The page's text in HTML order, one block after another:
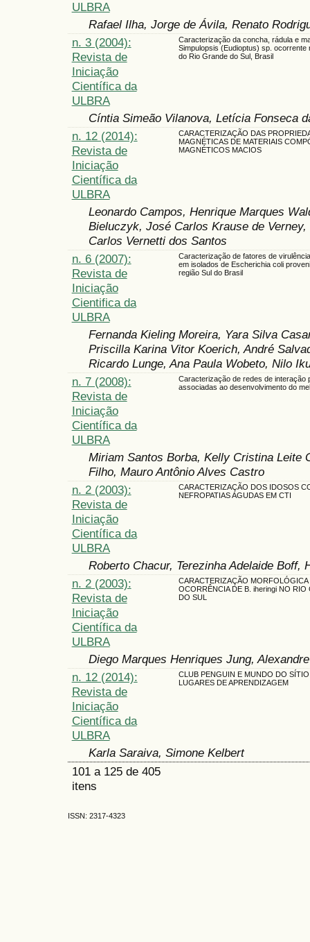
ULBRA
Rafael Ilha, Jorge de Ávila, Renato
n. 3 (2004):
Revista de
Iniciação
Científica da
ULBRA
Caracterização da concha, rádula e
Simpulopsis (Eudioptus) sp. ocorrente
do Rio Grande do Sul, Brasil
Cíntia Simeão Vilanova, Letícia Fonseca
n. 12 (2014):
Revista de
Iniciação
Científica da
ULBRA
CARACTERIZAÇÃO DAS
MAGNÉTICAS DE MATERIAIS
MAGNÉTICOS MACIOS
Leonardo Campos, Henrique Marques
Bieluczyk, José Carlos Krause de
Carlos Vernetti dos Santos
n. 6 (2007):
Revista de
Iniciação
Cientifica da
ULBRA
Caracterização de fatores de
em isolados de Escherichia coli
região Sul do Brasil
Fernanda Kieling Moreira, Yara Silva
Priscilla Karina Vitor Koerich, André
Ricardo Lunge, Ana Paula Wobeto, Nilo
n. 7 (2008):
Revista de
Iniciação
Científica da
ULBRA
Caracterização de redes de interação
associadas ao desenvolvimento do
Miriam Santos Borba, Kelly Cristina Leite
Filho, Mauro Antônio Alves Castro
n. 2 (2003):
Revista de
Iniciação
Científica da
ULBRA
CARACTERIZAÇÃO DOS IDOSOS
NEFROPATIAS AGUDAS EM CTI
Roberto Chacur, Terezinha Adelaide Boff,
n. 2 (2003):
Revista de
Iniciação
Científica da
ULBRA
CARACTERIZAÇÃO MORFOLÓGICA
OCORRÊNCIA DE B. iheringi NO RIO
DO SUL
Diego Marques Henriques Jung,
n. 12 (2014):
Revista de
Iniciação
Científica da
ULBRA
CLUB PENGUIN E MUNDO DO
LUGARES DE APRENDIZAGEM
Karla Saraiva, Simone Kelbert
101 a 125 de 405
itens
ISSN: 2317-4323